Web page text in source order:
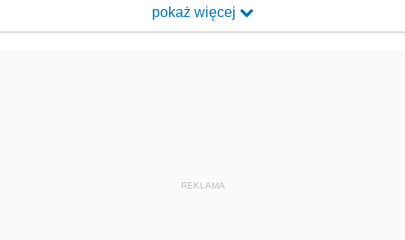
pokaż więcej
REKLAMA